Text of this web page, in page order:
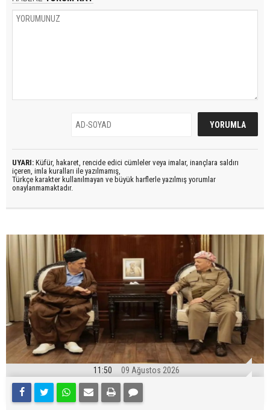
UYARI: Küfür, hakaret, rencide edici cümleler veya imalar, inançlara saldırı
içeren, imla kuralları ile yazılmamış,
Türkçe karakter kullanılmayan ve büyük harflerle yazılmış yorumlar
onaylanmamaktadır.
11:50 09 Ağustos 2026